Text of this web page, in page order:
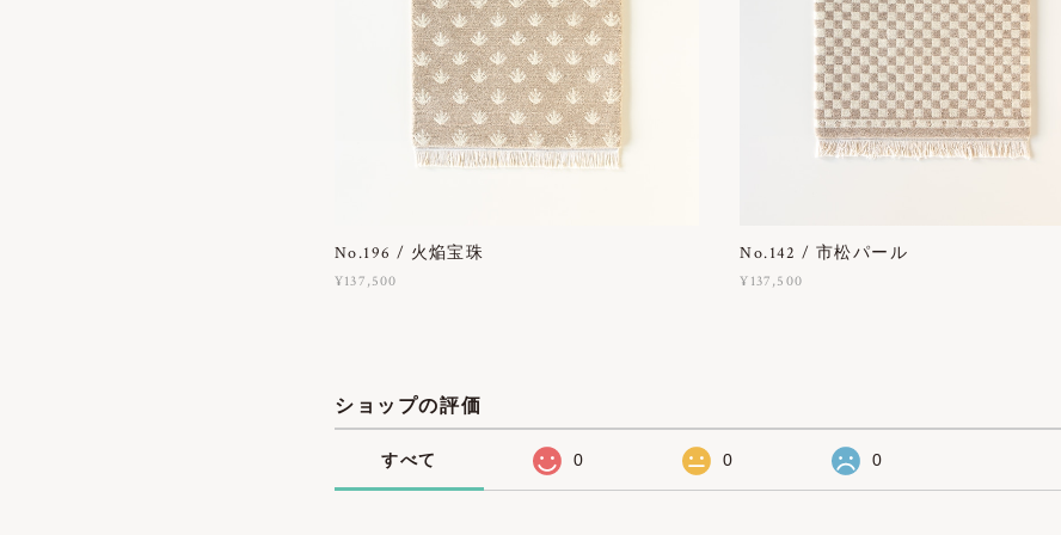
No.196 / 火焔宝珠
¥137,500
No.142 / 市松パール
¥137,500
ショップの評価
すべて 0 0 0